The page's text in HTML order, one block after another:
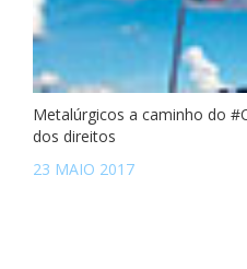
Metalúrgicos a caminho do
dos direitos
23 MAIO 2017